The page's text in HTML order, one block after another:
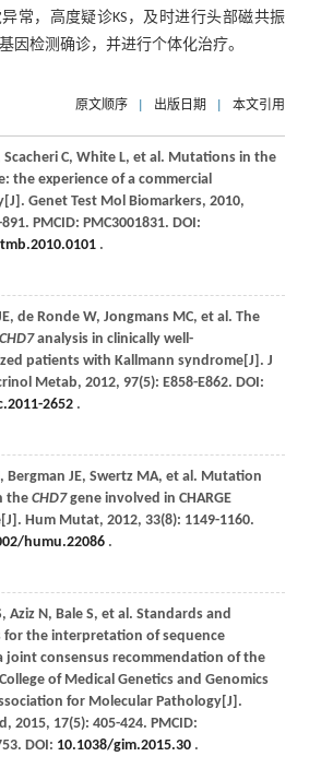
常，高度疑诊KS，及时进行头部磁共振
因检测确诊，并进行个体化治疗。
原文顺序 出版日期 本文引用
Scacheri C, White L, et al . Mutations in the
the experience of a commercial
Genet Test Mol Biomarkers, 2010,
PMCID: PMC3001831. DOI:
.
, de Ronde W, Jongmans MC, et al . The
CHD7analysis in clinically well-
patients with Kallmann syndrome[J]. J
Metab, 2012, 97(5): E858-E862. DOI:
2652.
, Bergman JE, Swertz MA, et al . Mutation
theCHD7gene involved in CHARGE
Hum Mutat, 2012, 33(8): 1149-1160.
humu.22086.
, Aziz N, Bale S, et al . Standards and
for the interpretation of sequence
joint consensus recommendation of the
of Medical Genetics and Genomics
for Molecular Pathology[J].
, 2015, 17(5): 405-424. PMCID:
DOI: 10.1038/gim.2015.30.